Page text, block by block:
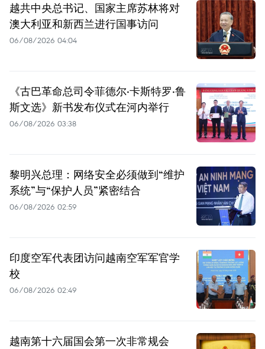
越共中央总书记、国家主席苏林将对
澳大利亚和新西兰进行国事访问
06/08/2026 04:04
《古巴革命总司令菲德尔·卡斯特罗·鲁
斯文选》新书发布仪式在河内举行
06/08/2026 03:38
黎明兴总理：网络安全必须做到“维护
系统”与“保护人员”紧密结合
06/08/2026 02:59
印度空军代表团访问越南空军军官学
校
06/08/2026 02:49
越南第十六届国会第一次非常规会